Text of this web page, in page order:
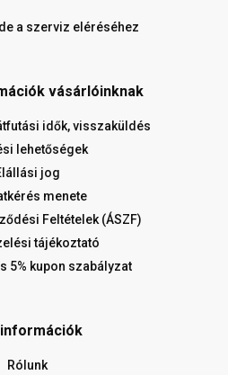
a szerviz eléréséhez
vásárlóinknak
idők, visszaküldés
lehetőségek
jog
menete
Feltételek (ÁSZF)
tájékoztató
5% kupon szabályzat
Rólunk